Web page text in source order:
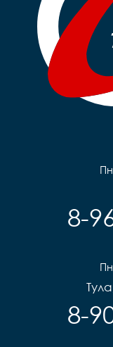
8-
8-